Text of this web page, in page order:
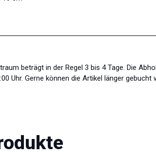
beträgt in der Regel 3 bis 4 Tage. Die
Uhr. Gerne können die Artikel länger